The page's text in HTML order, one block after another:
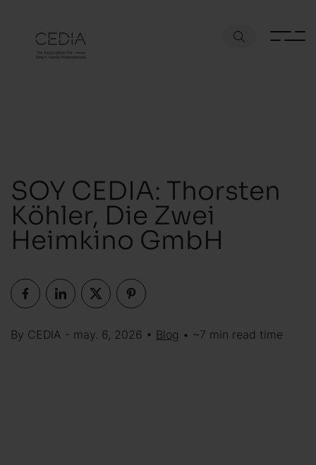
SOY CEDIA: Thorsten
Köhler, Die Zwei
Heimkino GmbH
By CEDIA - may. 6, 2026 • Blog • ~7 min read time